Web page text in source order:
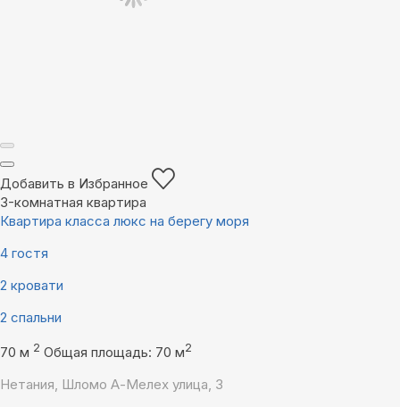
Добавить в Избранное
3-комнатная квартира
Квартира класса люкс на берегу моря
4 гостя
2 кровати
2 спальни
70 м 2 Общая площадь: 70 м2
Нетания, Шломо А-Мелех улица, 3